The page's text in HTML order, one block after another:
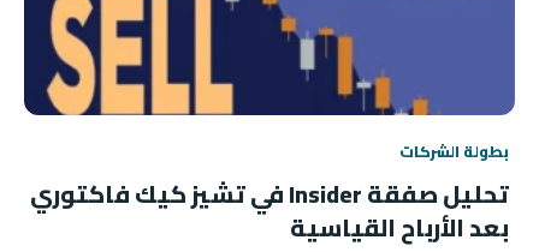
بطولة الشركات
تحليل صفقة Insider في تشيز كيك فاكتوري
بعد الأرباح القياسية